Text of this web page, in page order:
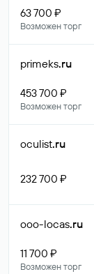
63 700 ₽
Возможен торг
primeks.ru
453 700 ₽
Возможен торг
oculist.ru
232 700 ₽
ooo-locas.ru
11 700 ₽
Возможен торг